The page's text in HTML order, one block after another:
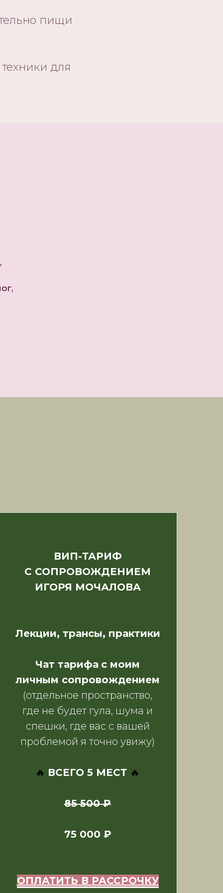
пищи
для
ВИП-ТАРИФ
С СОПРОВОЖДЕНИЕМ
ИГОРЯ МОЧАЛОВА
Лекции, трансы, практики
Чат тарифа с моим
личным сопровождением
(отдельное пространство,
где не будет гула, шума и
спешки, где вас с вашей
проблемой я точно увижу)
🔥 ВСЕГО 5 МЕСТ 🔥
85 500 ₽
75 000 ₽
ОПЛАТИТЬ В РАССРОЧКУ